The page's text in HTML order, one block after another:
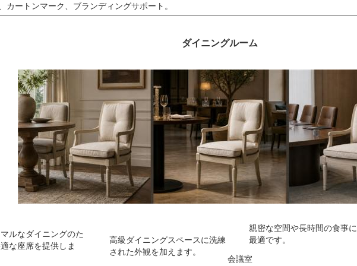
カートンマーク、ブランディングサポート。
ダイニングルーム
ルなダイニングのた
な座席を提供しま
高級ダイニングスペースに洗練
された外観を加えます。
親密な空間や長時間の食事に
最適です。
会議室